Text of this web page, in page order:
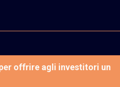
offrire agli investitori un